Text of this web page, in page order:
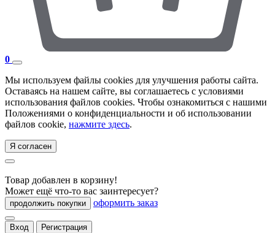
0
Мы используем файлы cookies для улучшения работы сайта.
Оставаясь на нашем сайте, вы соглашаетесь с условиями
использования файлов cookies. Чтобы ознакомиться с нашими
Положениями о конфиденциальности и об использовании
файлов cookie, нажмите здесь.
Я согласен
Товар добавлен в корзину!
Может ещё что-то вас заинтересует?
продолжить покупки оформить заказ
Вход Регистрация